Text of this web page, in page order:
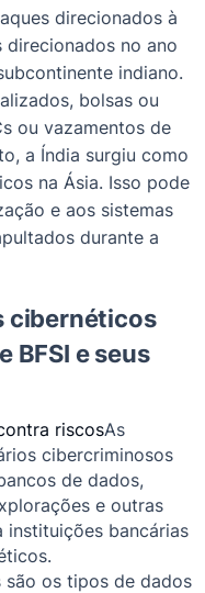
direcionados à
direcionados no ano
indiano.
bolsas ou
ou vazamentos de
a Índia surgiu como
na Ásia. Isso pode
e aos sistemas
durante a
cibernéticos
BFSI e seus
riscosAs
cibercriminosos
de dados,
e outras
instituições bancárias
são os tipos de dados